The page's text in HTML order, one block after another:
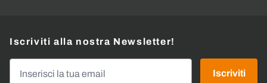
Iscriviti alla nostra Newsletter!
Iscriviti